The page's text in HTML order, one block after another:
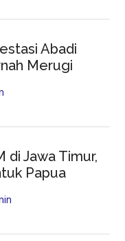
Abadi
Merugi
di Jawa Timur,
Papua